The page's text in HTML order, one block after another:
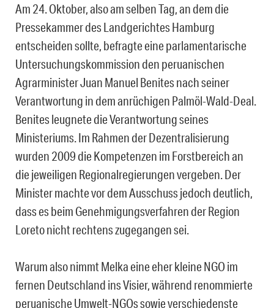
Am 24. Oktober, also am selben Tag, an dem die
Pressekammer des Landgerichtes Hamburg
entscheiden sollte, befragte eine parlamentarische
Untersuchungskommission den peruanischen
Agrarminister Juan Manuel Benites nach seiner
Verantwortung in dem anrüchigen Palmöl-Wald-Deal.
Benites leugnete die Verantwortung seines
Ministeriums. Im Rahmen der Dezentralisierung
wurden 2009 die Kompetenzen im Forstbereich an
die jeweiligen Regionalregierungen vergeben. Der
Minister machte vor dem Ausschuss jedoch deutlich,
dass es beim Genehmigungsverfahren der Region
Loreto nicht rechtens zugegangen sei.
Warum also nimmt Melka eine eher kleine NGO im
fernen Deutschland ins Visier, während renommierte
peruanische Umwelt-NGOs sowie verschiedenste